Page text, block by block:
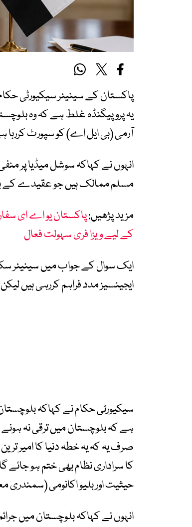
پاکستان کے سینیئر سیکیورٹی
یہ پروپیگنڈہ غلط ہے کہ وہ
آرمی (بی ایل اے) کو سپورٹ کررہا
انہوں نے کہاکہ سوشل میڈیا پر
مسلم ممالک ہیں جو عقیدے کے
مزید پڑھیں:پاکستان یو اے ای
کے لیے ویزا فری سہولت فعال
ایک سوال کے جواب میں سینیئر
ایجینسیز مدد فراہم کررہی ہیں
سیکیورٹی حکام نے کہاکہ
ہے کہ بلوچستان میں ترقی نہ
صرف یہ کہ یہ خطہ دنیا کا امیر
کا سراداری نظام بھی ختم ہو جائے
حیثیت اور بلیو اکانومی (سمندری
انہوں نے کہاکہ بلوچستان میں